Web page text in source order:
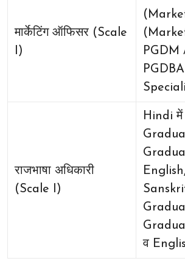
मार्केटिंग ऑफिसर (Scale
I)
PGDM
राजभाषा अधिकारी
(Scale I)
Hindi में
व